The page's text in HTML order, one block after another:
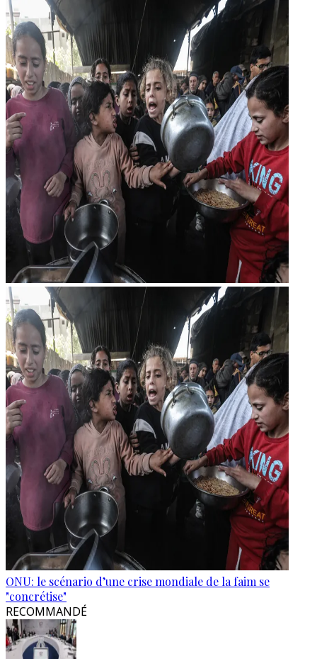
ONU: le scénario d’une crise mondiale de la faim se
"concrétise"
RECOMMANDÉ